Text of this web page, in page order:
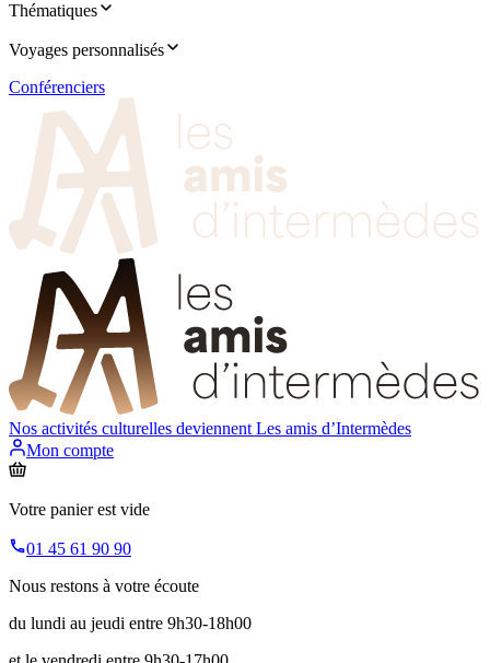
Thématiques
Voyages personnalisés
Conférenciers
Nos activités culturelles deviennent Les amis d’Intermèdes
Mon compte
Votre panier est vide
01 45 61 90 90
Nous restons à votre écoute
du lundi au jeudi entre 9h30-18h00